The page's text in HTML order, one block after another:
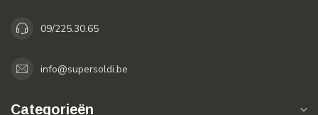
09/225.30.65
info@supersoldi.be
Categorieën